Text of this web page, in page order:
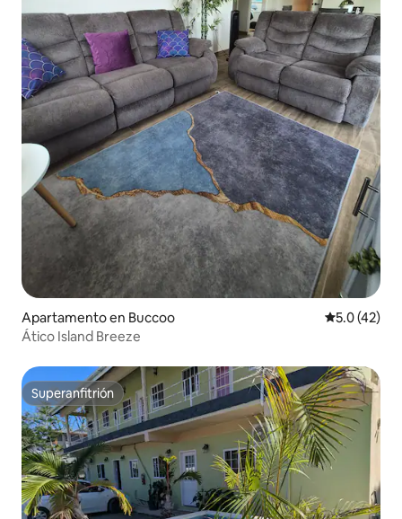
Apartamento en Buccoo Calificación
5.0 (42)
Ático Island Breeze
Superanfitrión
Superanfitrión